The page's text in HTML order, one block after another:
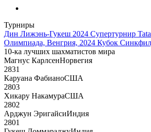
Турниры
Дин Лижэнь-Гукеш 2024 Супертурнир
Олимпиада, Венгрия, 2024 Кубок
10-ка лучших шахматистов мира
Магнус КарлсенНорвегия
2831
Каруана ФабианоСША
2803
Хикару НакамураСША
2802
Арджун ЭригайсиИндия
2801